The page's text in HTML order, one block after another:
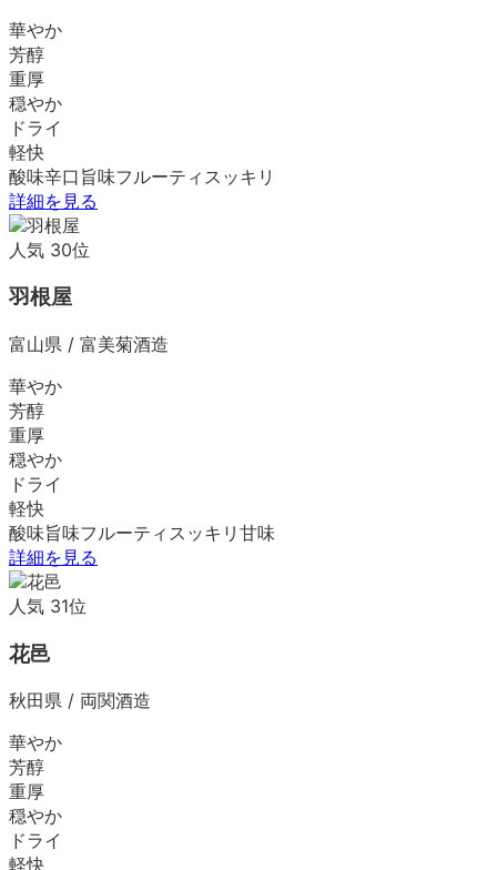
華やか
芳醇
重厚
穏やか
ドライ
軽快
酸味辛口 旨味フルーティ スッキリ
詳細を見る
人気 30位
羽根屋
富山県 / 富美菊酒造
華やか
芳醇
重厚
穏やか
ドライ
軽快
酸味旨味フルーティ スッキリ 甘味
詳細を見る
人気 31位
花邑
秋田県 / 両関酒造
華やか
芳醇
重厚
穏やか
ドライ
軽快